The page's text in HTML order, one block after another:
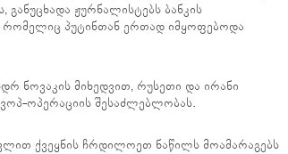
განუცხადა ჟურნალისტებს ბანკის
რომელიც პუტინთან ერთად იმყოფებოდა
ნოვაკის მიხედვით, რუსეთი და ირანი
ოპერაციის შესაძლებლობას.
ქვეყნის ჩრდილოეთ ნაწილს მოამარაგებს